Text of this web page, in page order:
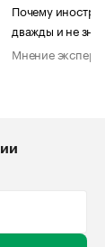
Почему
дважды и не
Мнение